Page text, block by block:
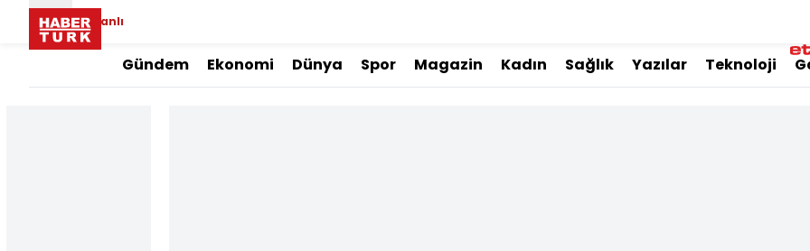
Canlı
Gündem Ekonomi Dünya Spor Magazin Kadın Sağlık Yazılar Teknoloji